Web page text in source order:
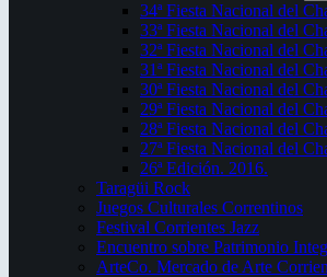
34ª Fiesta Nacional del
33ª Fiesta Nacional del
32ª Fiesta Nacional del
31ª Fiesta Nacional del
30ª Fiesta Nacional del
29ª Fiesta Nacional del
28ª Fiesta Nacional del
27ª Fiesta Nacional del
26ª Edición. 2016.
Taragüi Rock
Juegos Culturales Correntinos
Festival Corrientes Jazz
Encuentro sobre Patrimonio
ArteCo. Mercado de Arte